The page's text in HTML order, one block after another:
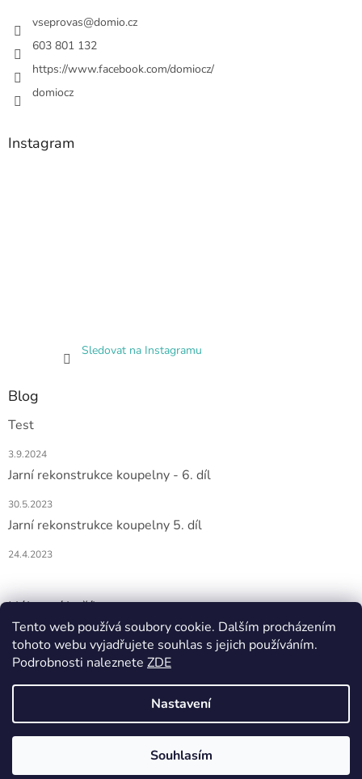
Tento web používá soubory cookie. Dalším procházením
tohoto webu vyjadřujete souhlas s jejich používáním.
Podrobnosti naleznete ZDE
Nastavení
Souhlasím
vseprovas@domio.cz
603 801 132
https://www.facebook.com/domiocz/
domiocz
Instagram
Sledovat na Instagramu
Blog
Test
3.9.2024
Jarní rekonstrukce koupelny - 6. díl
30.5.2023
Jarní rekonstrukce koupelny 5. díl
24.4.2023
Nákupní košík
0KS /0 KČ
Vytvořil Shoptet
DOMIO. Všechna práva vyhrazena.